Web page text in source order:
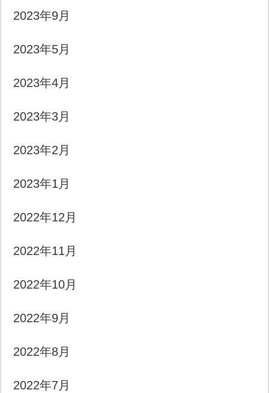
2023年9月
2023年5月
2023年4月
2023年3月
2023年2月
2023年1月
2022年12月
2022年11月
2022年10月
2022年9月
2022年8月
2022年7月